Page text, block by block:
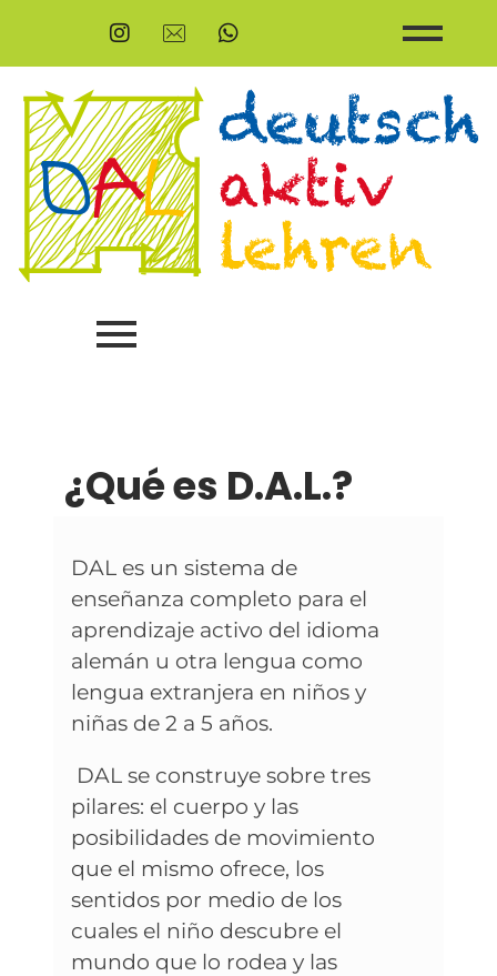
¿Qué es D.A.L.?
DAL es un sistema de
enseñanza completo para el
aprendizaje activo del idioma
alemán u otra lengua como
lengua extranjera en niños y
niñas de 2 a 5 años.
DAL se construye sobre tres
pilares: el cuerpo y las
posibilidades de movimiento
que el mismo ofrece, los
sentidos por medio de los
cuales el niño descubre el
mundo que lo rodea y las